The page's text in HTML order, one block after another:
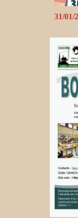
31/01/